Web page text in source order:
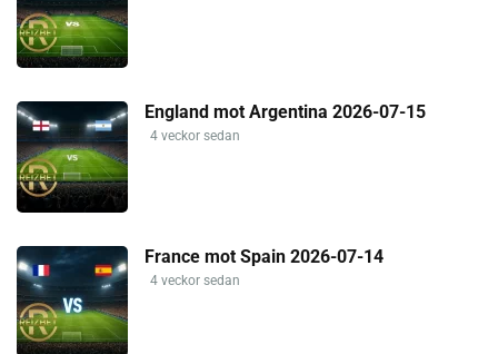
England mot Argentina 2026-07-15
4 veckor sedan
France mot Spain 2026-07-14
4 veckor sedan